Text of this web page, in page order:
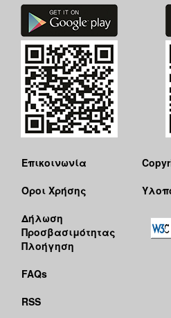
Επικοινωνία
Όροι Χρήσης
Δήλωση
Προσβασιμότητας
Πλοήγηση
FAQs
RSS